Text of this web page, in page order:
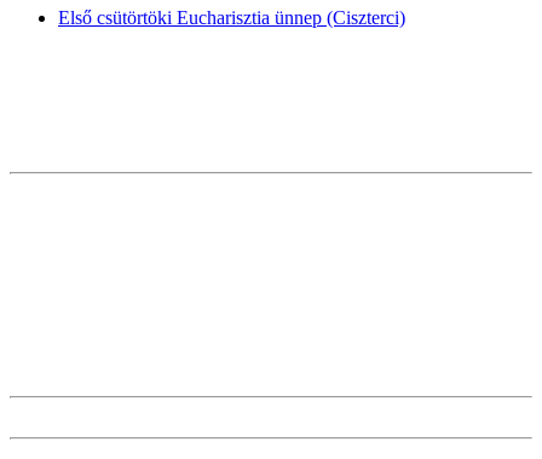
Első csütörtöki Eucharisztia ünnep (Ciszterci)